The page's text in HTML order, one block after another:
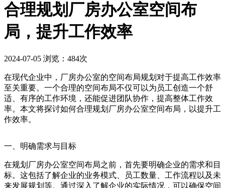
合理规划厂房办公室空间布
局，提升工作效率
2024-07-05 浏览：484次
在现代企业中，厂房办公室的空间布局规划对于提高工作效率
至关重要。一个合理的空间布局不仅可以为员工创造一个舒
适、有序的工作环境，还能促进团队协作，提高整体工作效
率。本文将探讨如何合理规划厂房办公室空间布局，以提升工
作效率。
一、明确需求与目标
在规划厂房办公室空间布局之前，首先要明确企业的需求和目
标。这包括了解企业的业务模式、员工数量、工作流程以及未
来发展规划等。通过深入了解企业的实际情况，可以确保空间